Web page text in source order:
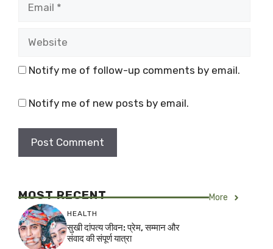
Notify me of follow-up comments by email.
Notify me of new posts by email.
MOST RECENT More
HEALTH
सुखी दांपत्य जीवन: प्रेम, सम्मान और
संवाद की संपूर्ण यात्रा